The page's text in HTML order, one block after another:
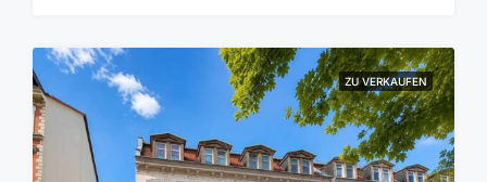
ZU VERKAUFEN